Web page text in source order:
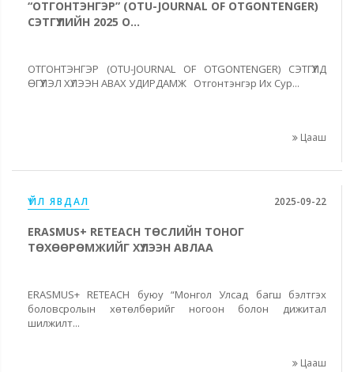
“ОТГОНТЭНГЭР” (OTU-JOURNAL OF OTGONTENGER)
СЭТГҮҮЛИЙН 2025 О...
ОТГОНТЭНГЭР (OTU-JOURNAL OF OTGONTENGER) СЭТГҮҮЛД
ӨГҮҮЛЭЛ ХҮЛЭЭН АВАХ УДИРДАМЖ Отгонтэнгэр Их Сур...
Цааш
ҮЙЛ ЯВДАЛ 2025-09-22
ERASMUS+ RETEACH ТӨСЛИЙН ТОНОГ
ТӨХӨӨРӨМЖИЙГ ХҮЛЭЭН АВЛАА
ERASMUS+ RETEACH буюу “Монгол Улсад багш бэлтгэх
боловсролын хөтөлбөрийг ногоон болон дижитал
шилжилт...
Цааш